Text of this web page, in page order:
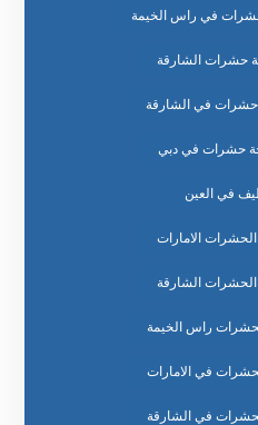
في راس الخيمة
حشرات الشارقة
في الشارقة
حشرات في دبي
في العين
الامارات
الشارقة
راس الخيمة
في الامارات
في الشارقة